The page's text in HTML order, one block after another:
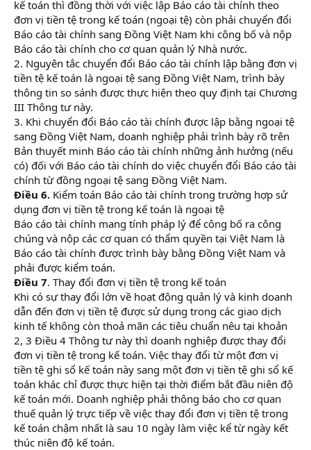
kế toán thì đồng thời với việc lập Báo cáo tài chính theo
đơn vị tiền tệ trong kế toán (ngoại tệ) còn phải chuyển đổi
Báo cáo tài chính sang Đồng Việt Nam khi công bố và nộp
Báo cáo tài chính cho cơ quan quản lý Nhà nước.
2. Nguyên tắc chuyển đổi Báo cáo tài chính lập bằng đơn vị
tiền tệ kế toán là ngoại tệ sang Đồng Việt Nam, trình bày
thông tin so sánh được thực hiện theo quy định tại Chương
III Thông tư này.
3. Khi chuyển đổi Báo cáo tài chính được lập bằng ngoại tệ
sang Đồng Việt Nam, doanh nghiệp phải trình bày rõ trên
Bản thuyết minh Báo cáo tài chính những ảnh hưởng (nếu
có) đối với Báo cáo tài chính do việc chuyển đổi Báo cáo tài
chính từ đồng ngoại tệ sang Đồng Việt Nam.
Điều 6. Kiểm toán Báo cáo tài chính trong trường hợp sử
dụng đơn vị tiền tệ trong kế toán là ngoại tệ
Báo cáo tài chính mang tính pháp lý để công bố ra công
chúng và nộp các cơ quan có thẩm quyền tại Việt Nam là
Báo cáo tài chính được trình bày bằng Đồng Việt Nam và
phải được kiểm toán.
Điều 7. Thay đổi đơn vị tiền tệ trong kế toán
Khi có sự thay đổi lớn về hoạt động quản lý và kinh doanh
dẫn đến đơn vị tiền tệ được sử dụng trong các giao dịch
kinh tế không còn thoả mãn các tiêu chuẩn nêu tại khoản
2, 3 Điều 4 Thông tư này thì doanh nghiệp được thay đổi
đơn vị tiền tệ trong kế toán. Việc thay đổi từ một đơn vị
tiền tệ ghi sổ kế toán này sang một đơn vị tiền tệ ghi sổ kế
toán khác chỉ được thực hiện tại thời điểm bắt đầu niên độ
kế toán mới. Doanh nghiệp phải thông báo cho cơ quan
thuế quản lý trực tiếp về việc thay đổi đơn vị tiền tệ trong
kế toán chậm nhất là sau 10 ngày làm việc kể từ ngày kết
thúc niên độ kế toán.